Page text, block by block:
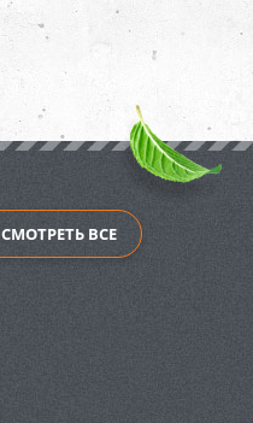
СМОТРЕТЬ ВСЕ